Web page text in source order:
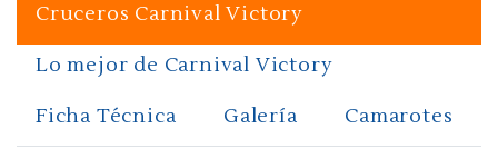
Cruceros Carnival Victory
Lo mejor de Carnival Victory
Ficha Técnica
Galería Camarotes